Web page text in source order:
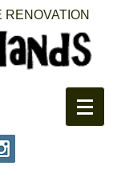
RENOVATION​